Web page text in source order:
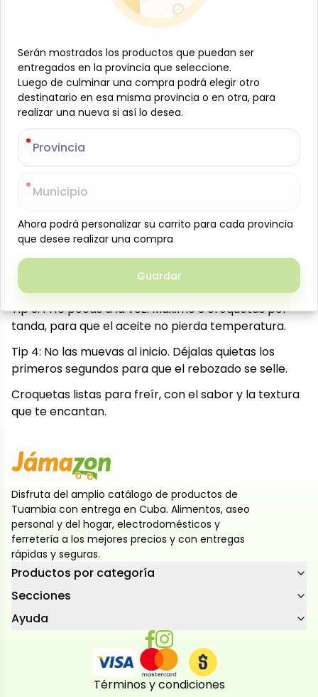
Contiene 30 croquetas de 25 g cada una.
Ingredientes: jamón ahumado molido, sal, preparado
para croquetas, harina de trigo, margarina, leche,
pan rayado y huevo. Son croquetas con masa de
bechamel.
Método de cocción:
4 tips para que queden cremosas por dentro y
crujientes por fuera:
Tip 1: Fríelas directamente congeladas. Nada de
descongelar — así mantienen su forma.
Tip 2: Usa aceite abundante y bien caliente (180 °C).
Debe cubrirlas completamente para que floten.
Tip 3: Fríe pocas a la vez. Máximo 3 croquetas por
tanda, para que el aceite no pierda temperatura.
Tip 4: No las muevas al inicio. Déjalas quietas los
primeros segundos para que el rebozado se selle.
Croquetas listas para freír, con el sabor y la textura
que te encantan.
Disfruta del amplio catálogo de productos de
Tuambia con entrega en Cuba. Alimentos, aseo
personal y del hogar, electrodomésticos y
ferretería a los mejores precios y con entregas
rápidas y seguras.
Productos por categoría
Secciones
Ayuda
Términos y condiciones
Serán mostrados los productos que puedan ser
entregados en la provincia que seleccione.
Luego de culminar una compra podrá elegir otro
destinatario en esa misma provincia o en otra, para
realizar una nueva si así lo desea.
Provincia
Municipio
Ahora podrá personalizar su carrito para cada provincia
que desee realizar una compra
Guardar
Serán mostrados los productos que puedan ser
entregados en la provincia que seleccione.
Luego de culminar una compra podrá elegir otro
destinatario en esa misma provincia o en otra, para
realizar una nueva si así lo desea.
Provincia
Municipio
Ahora podrá personalizar su carrito para cada provincia
que desee realizar una compra
Guardar